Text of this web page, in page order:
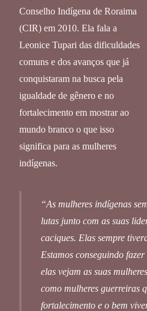
Conselho Indígena de Roraima
(CIR) em 2010. Ela fala a
Leonice Tupari das dificuldades
comuns e dos avanços que já
conquistaram na busca pela
igualdade de gênero e no
fortalecimento em mostrar ao
mundo branco o que isso
significa para as mulheres
indígenas.
“As mulheres indígenas
lutas junto com as suas
caciques. Elas sempre
Estamos conseguindo
elas vejam as suas
como mulheres guerreiras
fortalecimento e o bem